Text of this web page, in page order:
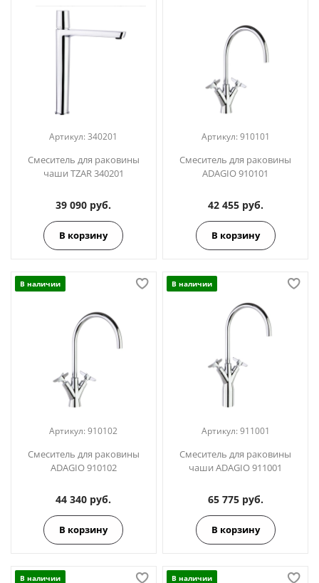
Артикул:340201
Смеситель для раковины
чаши TZAR 340201
39 090 руб.
В корзину
Артикул: 910101
Смеситель для раковины
ADAGIO 910101
42 455 руб.
В корзину
В наличии
Артикул:910102
Смеситель для раковины
ADAGIO 910102
44 340 руб.
В корзину
В наличии
Артикул: 911001
Смеситель для раковины
чаши ADAGIO 911001
65 775 руб.
В корзину
В наличии В наличии